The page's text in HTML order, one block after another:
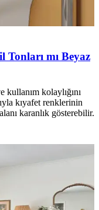
Tonları mı Beyaz
kullanım kolaylığını
kıyafet renklerinin
karanlık gösterebilir.